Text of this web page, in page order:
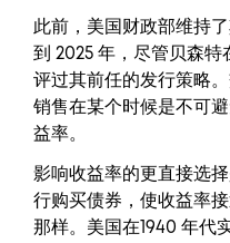
此前，美国财政部维持
到 2025 年，尽管贝森
评过其前任的发行策略
销售在某个时候是不可
益率。
影响收益率的更直接选
行购买债券，使收益率
那样。美国在1940 年代